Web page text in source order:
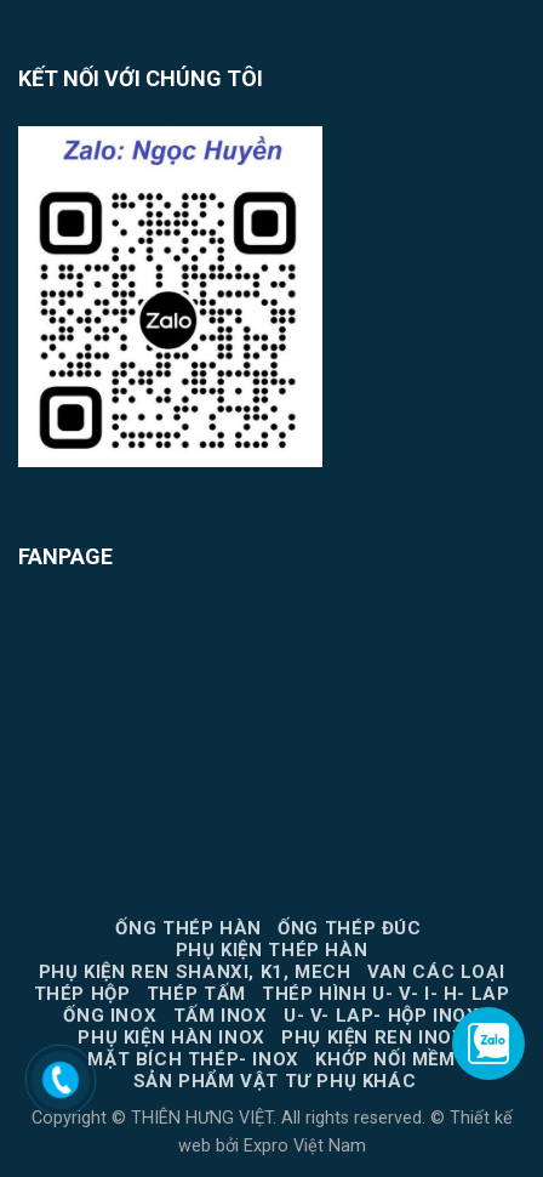
KẾT NỐI VỚI CHÚNG TÔI
FANPAGE
ỐNG THÉP HÀN
ỐNG THÉP ĐÚC
PHỤ KIỆN THÉP HÀN
PHỤ KIỆN REN SHANXI, K1, MECH
VAN CÁC LOẠI
THÉP HỘP
THÉP TẤM
THÉP HÌNH U- V- I- H- LAP
ỐNG INOX
TẤM INOX
U- V- LAP- HỘP INOX
PHỤ KIỆN HÀN INOX
PHỤ KIỆN REN INOX
MẶT BÍCH THÉP- INOX
KHỚP NỐI MỀM
SẢN PHẨM VẬT TƯ PHỤ KHÁC
Copyright © THIÊN HƯNG VIỆT. All rights reserved. © Thiết kế
web bởi Expro Việt Nam